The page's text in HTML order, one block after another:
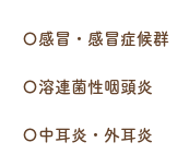
〇感冒・感冒症候群
〇溶連菌性咽頭炎
〇中耳炎・外耳炎